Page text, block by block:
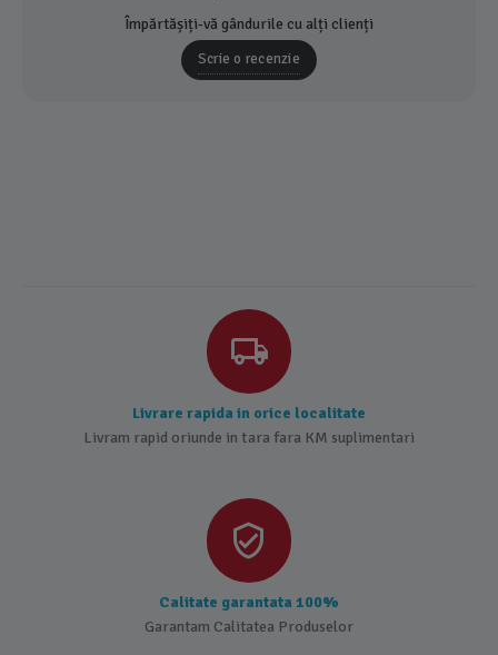
Împărtășiți-vă gândurile cu alți clienți
Scrie o recenzie
Livrare rapida in orice localitate
Livram rapid oriunde in tara fara KM suplimentari
Calitate garantata 100%
Garantam Calitatea Produselor